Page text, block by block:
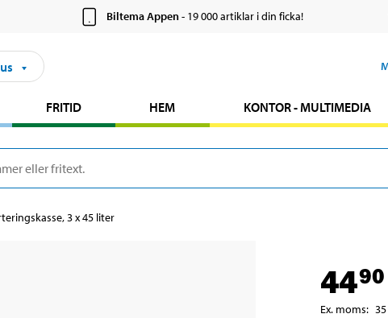
Biltema Appen- 19 000 artiklar i din ficka!
FRITID HEM KONTOR - MULTIMEDIA
3 x 45 liter
4490
Ex. moms: 35